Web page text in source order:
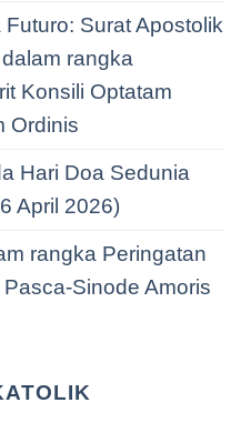
Surat Apostolik
rangka
Konsili Optatam
Ordinis
Hari Doa Sedunia
April 2026)
rangka Peringatan
Sinode Amoris